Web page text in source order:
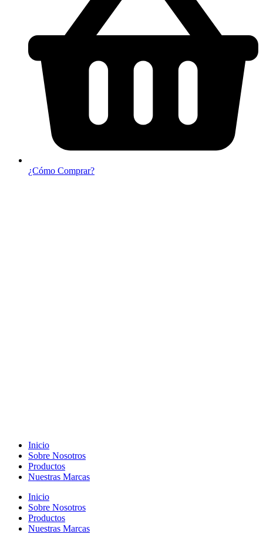
¿Cómo Comprar?
Inicio
Sobre Nosotros
Productos
Nuestras Marcas
Inicio
Sobre Nosotros
Productos
Nuestras Marcas